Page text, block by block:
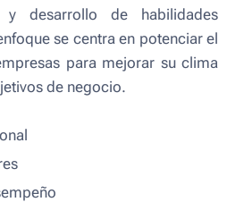
y desarrollo de habilidades
se centra en potenciar el
para mejorar su clima
de negocio.